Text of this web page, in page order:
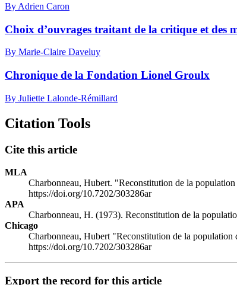
By Adrien Caron
Choix d’ouvrages traitant de la critique et des
By Marie-Claire Daveluy
Chronique de la Fondation Lionel Groulx
By Juliette Lalonde-Rémillard
Citation Tools
Cite this article
MLA
Charbonneau, Hubert. "Reconstitution de la
https://doi.org/10.7202/303286ar
APA
Charbonneau, H. (1973). Reconstitution de la
Chicago
Charbonneau, Hubert "Reconstitution de la
https://doi.org/10.7202/303286ar
Export the record for this article